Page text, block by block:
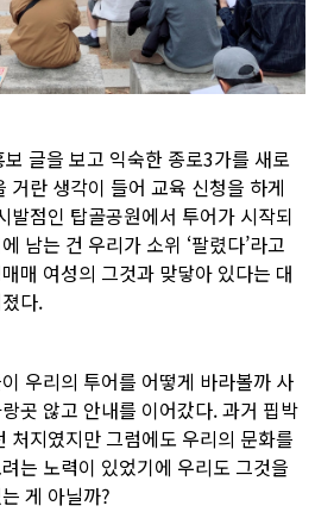
글을 보고 익숙한 종로3가를 새로
거란 생각이 들어 교육 신청을 하게
발점인 탑골공원에서 투어가 시작되
남는 건 우리가 소위 ‘팔렸다’라고
매 여성의 그것과 맞닿아 있다는 대
다.
우리의 투어를 어떻게 바라볼까 사
곳 않고 안내를 이어갔다. 과거 핍박
처지였지만 그럼에도 우리의 문화를
는 노력이 있었기에 우리도 그것을
게 아닐까?